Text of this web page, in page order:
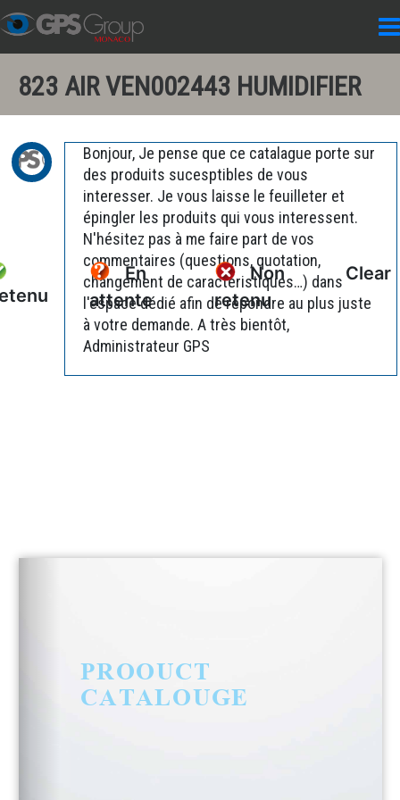
823 AIR VEN002443 HUMIDIFIER
En
attente
Non
retenu
Clear
Bonjour, Je pense que ce catalague porte sur
des produits sucesptibles de vous
interesser. Je vous laisse le feuilleter et
épingler les produits qui vous interessent.
N'hésitez pas à me faire part de vos
commentaires (questions, quotation,
changement de caractéristiques…) dans
l'espace dédié afin de répondre au plus juste
à votre demande. A très bientôt,
Administrateur GPS